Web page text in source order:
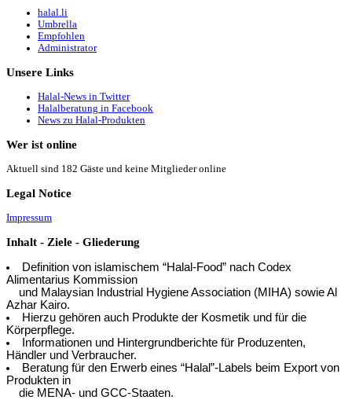
halal.li
Umbrella
Empfohlen
Administrator
Unsere Links
Halal-News in Twitter
Halalberatung in Facebook
News zu Halal-Produkten
Wer ist online
Aktuell sind 182 Gäste und keine Mitglieder online
Legal Notice
Impressum
Inhalt - Ziele - Gliederung
Definition von islamischem “Halal-Food” nach Codex
Alimentarius Kommission
und Malaysian Industrial Hygiene Association (MIHA) sowie Al
Azhar Kairo.
Hierzu gehören auch Produkte der Kosmetik und für die
Körperpflege.
Informationen und Hintergrundberichte für Produzenten,
Händler und Verbraucher.
Beratung für den Erwerb eines “Halal”-Labels beim Export von
Produkten in
die MENA- und GCC-Staaten.